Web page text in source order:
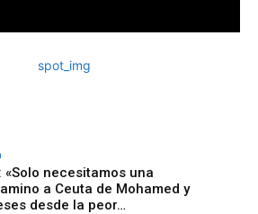
necesitamos una
a Ceuta de Mohamed y
desde la peor…